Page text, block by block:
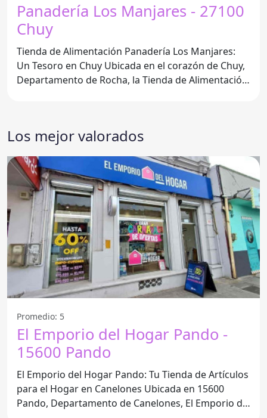
Panadería Los Manjares - 27100
Chuy
Tienda de Alimentación Panadería Los Manjares:
Un Tesoro en Chuy Ubicada en el corazón de Chuy,
Departamento de Rocha, la Tienda de Alimentación
Los mejor valorados
Promedio: 5
El Emporio del Hogar Pando -
15600 Pando
El Emporio del Hogar Pando: Tu Tienda de Artículos
para el Hogar en Canelones Ubicada en 15600
Pando, Departamento de Canelones, El Emporio del